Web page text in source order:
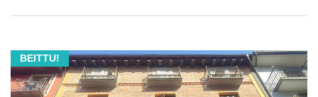
BEITTU!